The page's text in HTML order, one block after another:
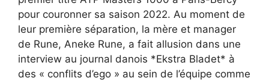
pour couronner sa saison 2022. Au moment de
leur première séparation, la mère et manager
de Rune, Aneke Rune, a fait allusion dans une
interview au journal danois *Ekstra Bladet* à
des « conflits d’ego » au sein de l’équipe comme